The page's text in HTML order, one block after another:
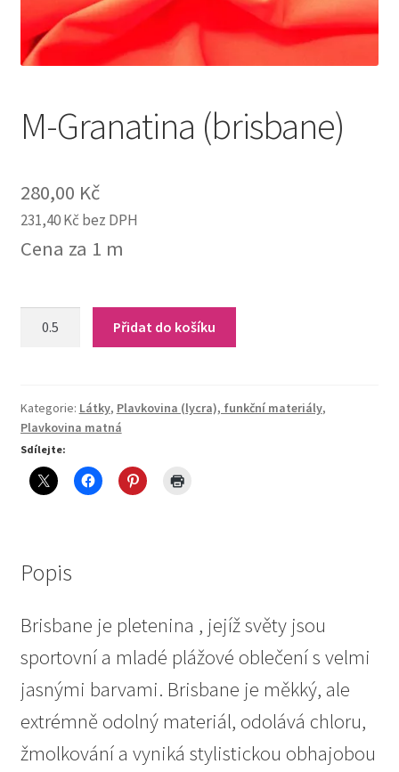
M-Granatina (brisbane)
280,00 Kč
231,40Kč bez DPH
Cena za 1 m
Přidat do košíku
Kategorie: Látky, Plavkovina (lycra), funkční materiály,
Plavkovina matná
Sdílejte:
Popis
Brisbane je pletenina , jejíž světy jsou
sportovní a mladé plážové oblečení s velmi
jasnými barvami. Brisbane je měkký, ale
extrémně odolný materiál, odolává chloru,
žmolkování a vyniká stylistickou obhajobou